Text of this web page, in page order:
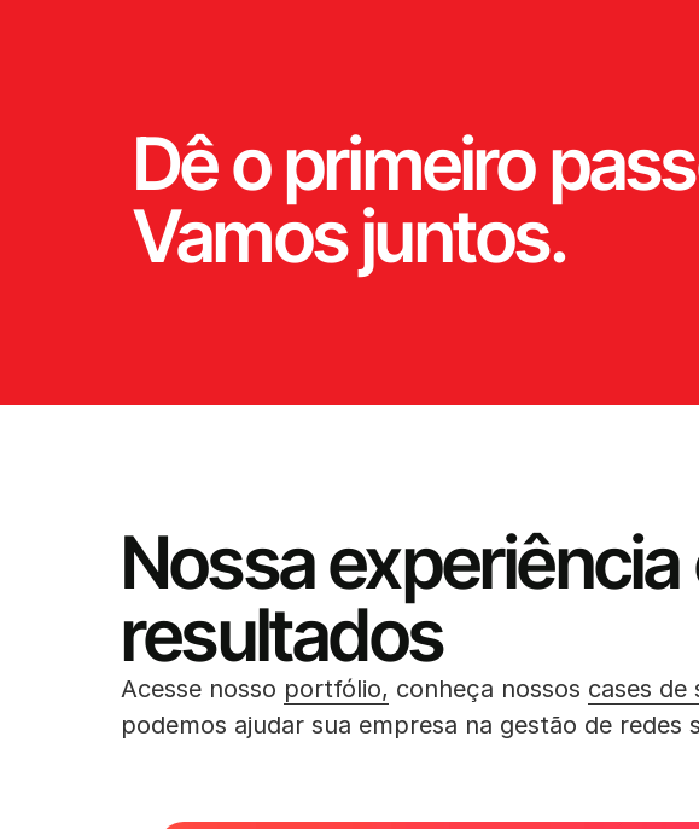
Dê o primeiro
Vamos juntos.
Nossa
resultados
Acesse nosso portfólio, conheça nossos cases de
podemos ajudar sua empresa na gestão de redes